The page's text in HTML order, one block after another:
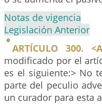
Notas de vigencia
Legislación Anterior
ARTÍCULO 300.
modificado por el
es el siguiente:> No
parte del peculio
un curador para esta